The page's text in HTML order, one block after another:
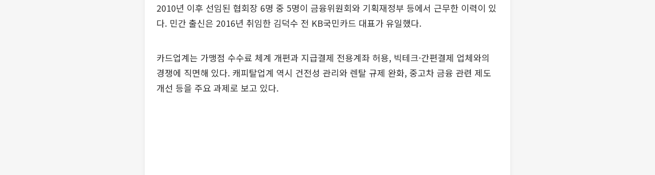
2010년 이후 선임된 협회장 6명 중 5명이 금융위원회와 기획재정부 등에서 근무한 이력이 있
다. 민간 출신은 2016년 취임한 김덕수 전 KB국민카드 대표가 유일했다.
카드업계는 가맹점 수수료 체계 개편과 지급결제 전용계좌 허용, 빅테크·간편결제 업체와의
경쟁에 직면해 있다. 캐피탈업계 역시 건전성 관리와 렌탈 규제 완화, 중고차 금융 관련 제도
개선 등을 주요 과제로 보고 있다.